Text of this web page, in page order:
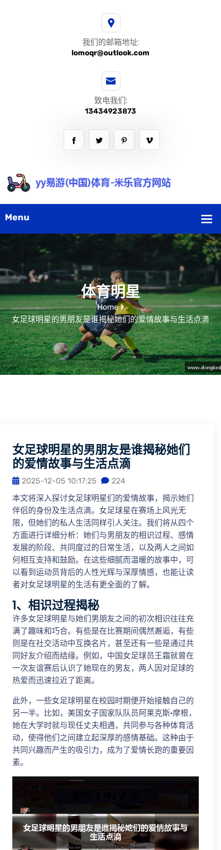
我们的邮箱地址:
lomoqr@outlook.com
致电我们:
13434923873
体育明星
Home
女足球明星的男朋友是谁揭秘她们的爱情故事与生活点滴
女足球明星的男朋友是谁揭秘她们
的爱情故事与生活点滴
2025-12-05 10:17:25
224
本文将深入探讨女足球明星们的爱情故事，揭示她们
伴侣的身份及生活点滴。女足球星在赛场上风光无
限，但她们的私人生活同样引人关注。我们将从四个
方面进行详细分析：她们与男朋友的相识过程、感情
发展的阶段、共同度过的日常生活，以及两人之间如
何相互支持和鼓励。在这些细腻而温暖的故事中，可
以看到运动员背后的人性光辉与深厚情感，也能让读
者对女足球明星的生活有更全面的了解。
1、相识过程揭秘
许多女足球明星与她们男朋友之间的初次相识往往充
满了趣味和巧合。有些是在比赛期间偶然邂逅，有些
则是在社交活动中互换名片，甚至还有一些是通过共
同好友介绍而结缘。例如，中国女足球员王霜就曾在
一次友谊赛后认识了她现在的男友，两人因对足球的
热爱而迅速拉近了距离。
此外，一些女足球明星在校园时期便开始接触自己的
另一半。比如，美国女子国家队队员阿莱克斯·摩根，
她在大学时就与现任丈夫相遇，共同参与各种体育活
动，使得他们之间建立起深厚的感情基础。这种由于
共同兴趣而产生的吸引力，成为了爱情长跑的重要因
素。